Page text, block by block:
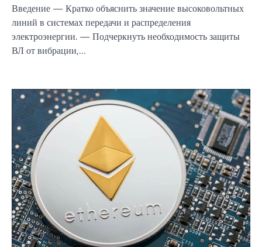
Введение — Кратко объяснить значение высоковольтных
линий в системах передачи и распределения
электроэнергии. — Подчеркнуть необходимость защиты
ВЛ от вибрации,…